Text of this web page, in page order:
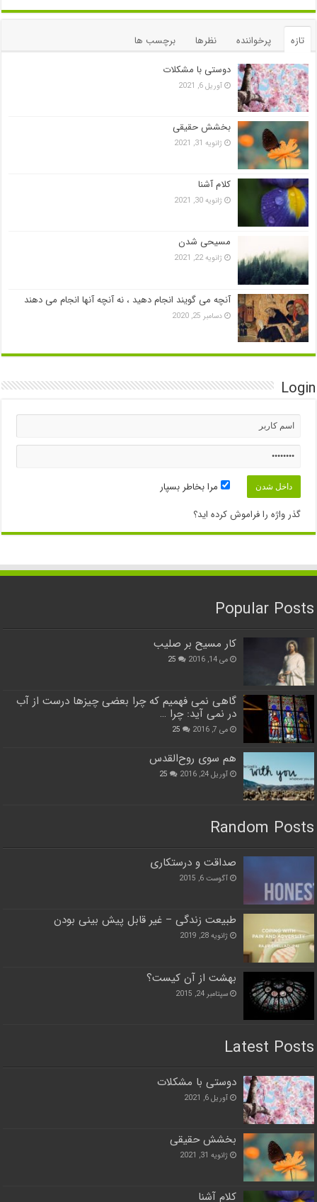
تازه پرخواننده نظرها
برچسب ها
دوستی با مشکلات
آوریل 6, 2021
بخشش حقیقی
ژانویه 31, 2021
کلام آشنا
ژانویه 30, 2021
مسیحی شدن
ژانویه 22, 2021
آنچه می گویند انجام دهید ، نه آنچه آنها انجام می دهند
دسامبر 25, 2020
Login
مرا بخاطر بسپار
گذر واژه را فراموش کرده اید؟
Popular Posts
کار مسیح بر صلیب
می 14, 2016 25
گاهی نمی فهمیم که چرا بعضی چیزها درست از آب
در نمی آید: چرا …
می 7, 2016 25
هم سوی روح‌القدس
آوریل 24, 2016 25
Random Posts
صداقت و درستکاری
آگوست 6, 2015
طبیعت زندگی – غیر قابل پیش بینی بودن
ژانویه 28, 2019
بهشت از آن کیست؟
سپتامبر 24, 2015
Latest Posts
دوستی با مشکلات
آوریل 6, 2021
بخشش حقیقی
ژانویه 31, 2021
کلام آشنا